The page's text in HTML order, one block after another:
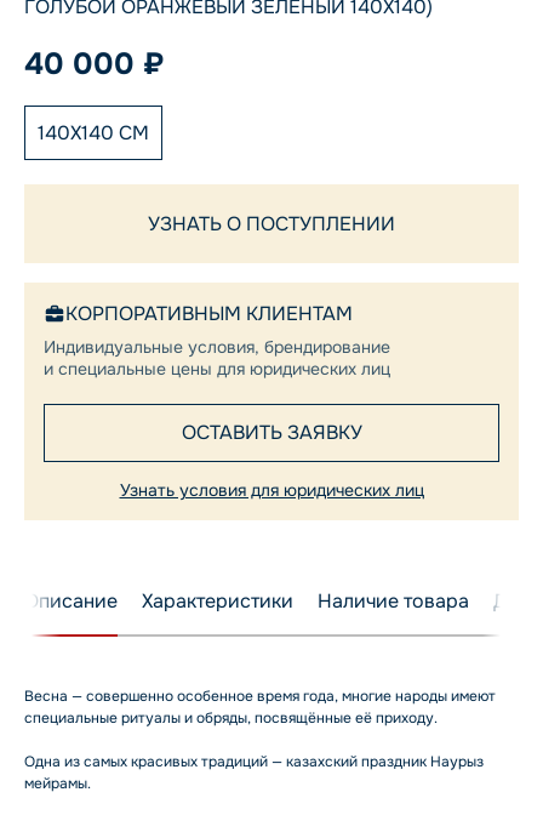
ГОЛУБОЙ ОРАНЖЕВЫЙ ЗЕЛЕНЫЙ 140Х140)
40 000 ₽
140X140 СМ
УЗНАТЬ О ПОСТУПЛЕНИИ
КОРПОРАТИВНЫМ КЛИЕНТАМ
Индивидуальные условия, брендирование
и специальные цены для юридических лиц
ОСТАВИТЬ ЗАЯВКУ
Узнать условия для юридических лиц
Описание Характеристики Наличие товара
Весна — совершенно особенное время года, многие народы имеют
специальные ритуалы и обряды, посвящённые её приходу.
Одна из самых красивых традиций — казахский праздник Наурыз
мейрамы.